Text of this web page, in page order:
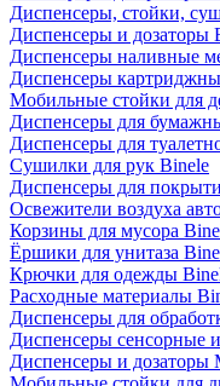
Диспенсеры, стойки,
Диспенсеры и дозаторы
Диспенсеры наливные
Диспенсеры
Мобильные стойки для
Диспенсеры для
Диспенсеры для
Сушилки для рук Binele
Диспенсеры для
Освежители воздуха
Корзины для мусора
Ёршики для унитаза
Крючки для одежды
Расходные материалы
Диспенсеры для
Диспенсеры сенсорные
Диспенсеры и дозаторы